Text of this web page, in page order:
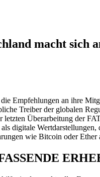
macht sich
Empfehlungen an ihre
Treiber der globalen
Überarbeitung der
digitale
wie Bitcoin oder